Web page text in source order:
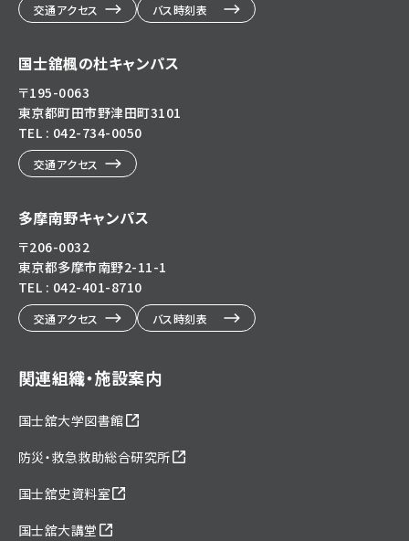
交通アクセス バス時刻表
国士舘楓の杜キャンパス
〒195-0063
東京都町田市野津田町3101
TEL : 042-734-0050
交通アクセス
多摩南野キャンパス
〒206-0032
東京都多摩市南野2-11-1
TEL : 042-401-8710
交通アクセス バス時刻表
関連組織・施設案内
国士舘大学図書館
防災・救急救助総合研究所
国士舘史資料室
国士舘大講堂